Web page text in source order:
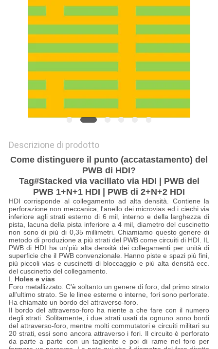
POLITICA
SULLA
PRIVACY
Descrizione di prodotto
Come distinguere il punto (accatastamento) del
PWB di HDI?
Tag#Stacked via vacillato via HDI | PWB del
PWB 1+N+1 HDI | PWB di 2+N+2 HDI
HDI corrisponde al collegamento ad alta densità. Contiene la
perforazione non meccanica, l'anello dei microvias ed i ciechi via
inferiore agli strati esterno di 6 mil, interno e della larghezza di
pista, lacuna della pista inferiore a 4 mil, diametro del cuscinetto
non sono di più di 0,35 millimetri. Chiamiamo questo genere di
metodo di produzione a più strati del PWB come circuiti di HDI. IL
PWB di HDI ha un'più alta densità dei collegamenti per unità di
superficie che il PWB convenzionale. Hanno piste e spazi più fini,
più piccoli vias e cuscinetti di bloccaggio e più alta densità ecc.
del cuscinetto del collegamento.
I. Holes e vias
Foro metallizzato: C'è soltanto un genere di foro, dal primo strato
all'ultimo strato. Se le linee esterne o interne, fori sono perforate.
Ha chiamato un bordo del attraverso-foro.
Il bordo del attraverso-foro ha niente a che fare con il numero
degli strati. Solitamente, i due strati usati da ognuno sono bordi
del attraverso-foro, mentre molti commutatori e circuiti militari su
20 strati, essi sono ancora attraverso i fori. Il circuito è perforato
da parte a parte con un tagliente e poi di rame nel foro per